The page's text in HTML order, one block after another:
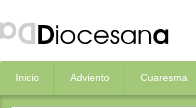
Inicio Adviento Cuaresma